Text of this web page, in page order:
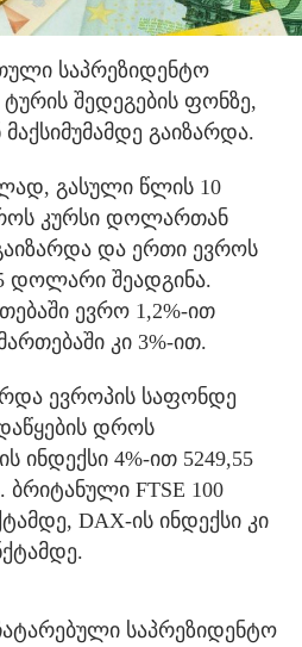
საპრეზიდენტო
შედეგების ფონზე,
გაიზარდა.
გასული წლის 10
კურსი დოლართან
და ერთი ევროს
დოლარი შეადგინა.
ევრო 1,2%-ით
კი 3%-ით.
ევროპის საფონდე
დროს
ინდექსი 4%-ით 5249,55
ბრიტანული FTSE 100
DAX-ის ინდექსი კი
საპრეზიდენტო